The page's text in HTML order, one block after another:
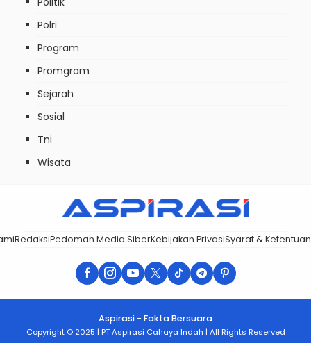
Polri
Program
Promgram
Sejarah
Sosial
Tni
Wisata
RedaksiPedoman Media SiberKebijakan PrivasiSyarat & Ketentuan
Aspirasi - Fakta Bersuara
Copyright © 2025 | PT Aspirasi Cahaya Indah | All Rights Reserved